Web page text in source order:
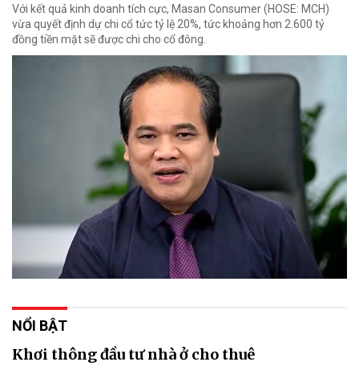
Với kết quả kinh doanh tích cực, Masan Consumer (HOSE: MCH)
vừa quyết định dự chi cổ tức tỷ lệ 20%, tức khoảng hơn 2.600 tỷ
đồng tiền mặt sẽ được chi cho cổ đông.
NỔI BẬT
Khơi thông đầu tư nhà ở cho thuê